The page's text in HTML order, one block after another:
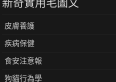
新奇實用毛圖文
皮膚養護
疾病保健
食安注意報
狗貓行為學